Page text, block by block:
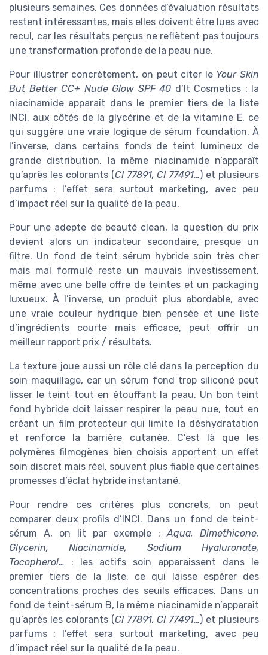
plusieurs semaines. Ces données d’évaluation résultats
restent intéressantes, mais elles doivent être lues avec
recul, car les résultats perçus ne reflètent pas toujours
une transformation profonde de la peau nue.
Pour illustrer concrètement, on peut citer le Your Skin
But Better CC+ Nude Glow SPF 40 d’It Cosmetics : la
niacinamide apparaît dans le premier tiers de la liste
INCI, aux côtés de la glycérine et de la vitamine E, ce
qui suggère une vraie logique de sérum foundation. À
l’inverse, dans certains fonds de teint lumineux de
grande distribution, la même niacinamide n’apparaît
qu’après les colorants (CI 77891, CI 77491…) et plusieurs
parfums : l’effet sera surtout marketing, avec peu
d’impact réel sur la qualité de la peau.
Pour une adepte de beauté clean, la question du prix
devient alors un indicateur secondaire, presque un
filtre. Un fond de teint sérum hybride soin très cher
mais mal formulé reste un mauvais investissement,
même avec une belle offre de teintes et un packaging
luxueux. À l’inverse, un produit plus abordable, avec
une vraie couleur hydrique bien pensée et une liste
d’ingrédients courte mais efficace, peut offrir un
meilleur rapport prix / résultats.
La texture joue aussi un rôle clé dans la perception du
soin maquillage, car un sérum fond trop siliconé peut
lisser le teint tout en étouffant la peau. Un bon teint
fond hybride doit laisser respirer la peau nue, tout en
créant un film protecteur qui limite la déshydratation
et renforce la barrière cutanée. C’est là que les
polymères filmogènes bien choisis apportent un effet
soin discret mais réel, souvent plus fiable que certaines
promesses d’éclat hybride instantané.
Pour rendre ces critères plus concrets, on peut
comparer deux profils d’INCI. Dans un fond de teint-
sérum A, on lit par exemple :Aqua, Dimethicone,
Glycerin, Niacinamide, Sodium Hyaluronate,
Tocopherol… : les actifs soin apparaissent dans le
premier tiers de la liste, ce qui laisse espérer des
concentrations proches des seuils efficaces. Dans un
fond de teint-sérum B, la même niacinamide n’apparaît
qu’après les colorants (CI 77891, CI 77491…) et plusieurs
parfums : l’effet sera surtout marketing, avec peu
d’impact réel sur la qualité de la peau.